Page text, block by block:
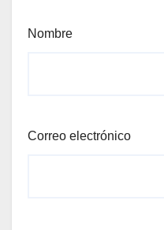
Nombre
Correo electrónico